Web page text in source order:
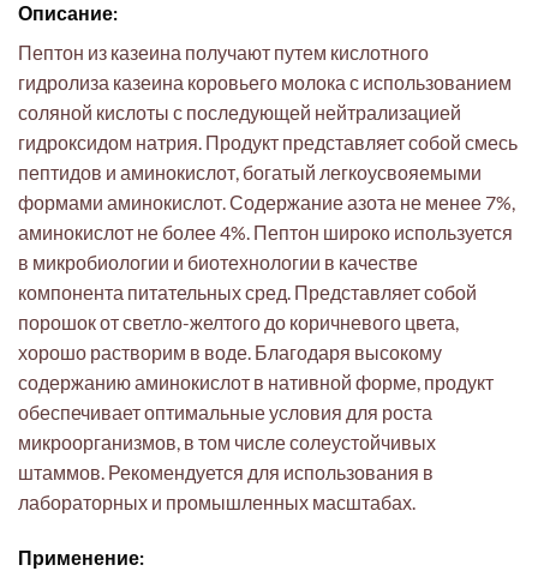
Описание:
Пептон из казеина получают путем кислотного
гидролиза казеина коровьего молока с использованием
соляной кислоты с последующей нейтрализацией
гидроксидом натрия. Продукт представляет собой смесь
пептидов и аминокислот, богатый легкоусвояемыми
формами аминокислот. Содержание азота не менее 7%,
аминокислот не более 4%. Пептон широко используется
в микробиологии и биотехнологии в качестве
компонента питательных сред. Представляет собой
порошок от светло-желтого до коричневого цвета,
хорошо растворим в воде. Благодаря высокому
содержанию аминокислот в нативной форме, продукт
обеспечивает оптимальные условия для роста
микроорганизмов, в том числе солеустойчивых
штаммов. Рекомендуется для использования в
лабораторных и промышленных масштабах.
Применение: